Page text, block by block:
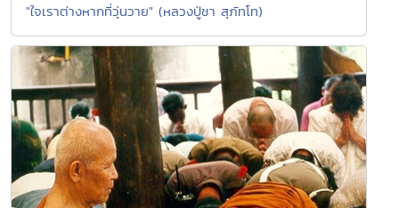
"ใจเราต่างหากที่วุ่นวาย" (หลวงปู่ชา สุภัทโท)